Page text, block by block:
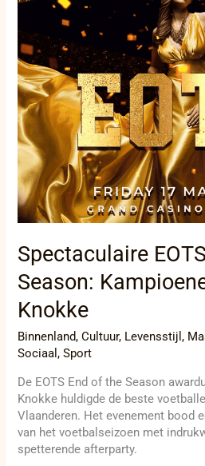
Spectaculaire
Season:
Knokke
Binnenland,Cultuur, Levensstijl,
Sociaal,Sport
De EOTS End of the Season
Knokke huldigde de beste
Vlaanderen. Het evenement bood
van het voetbalseizoen met
spetterende afterparty.
Kampioenen
in
Knokke